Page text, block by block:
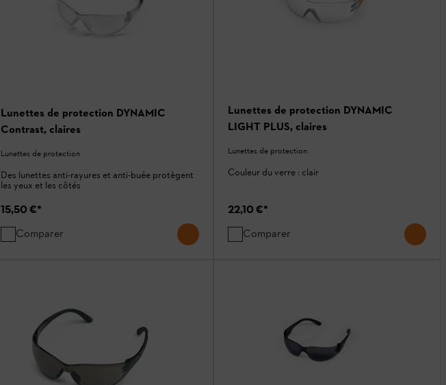
Lunettes de protection DYNAMIC
Contrast, claires
Lunettes de protection
Des lunettes anti-rayures et anti-buée protègent
les yeux et les côtés
15,50 €*
Comparer
Lunettes de protection DYNAMIC
LIGHT PLUS, claires
Lunettes de protection
Couleur du verre : clair
22,10 €*
Comparer